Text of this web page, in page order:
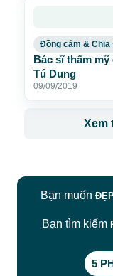
Đồng cảm & Chia
Bác sĩ thẩm
Tú Dung
09/09/2019
Xem
Bạn muốn
Bạn tìm kiếm
5